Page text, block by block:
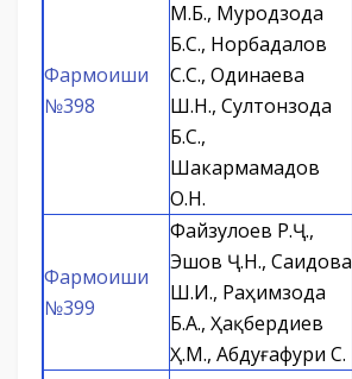
Фармоиши
№398
М.Б., Муродзода
Б.С., Норбадалов
С.С., Одинаева
Ш.Н., Султонзода
Б.С.,
Шакармамадов
О.Н.
Фармоиши
№399
Файзулоев Р.Ҷ.,
Эшов Ҷ.Н., Саидова
Ш.И., Раҳимзода
Б.А., Ҳақбердиев
Ҳ.М., Абдуғафури С.